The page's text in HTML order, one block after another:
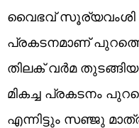
വൈഭവ് സൂര്യവംശി
പ്രകടനമാണ്
തിലക് വര്‍മ
മികച്ച പ്രകടനം
എന്നിട്ടും സഞ്ജു